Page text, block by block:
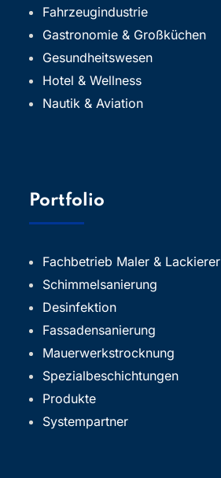
Fahrzeugindustrie
Gastronomie & Großküchen
Gesundheitswesen
Hotel & Wellness
Nautik & Aviation
Portfolio
Fachbetrieb Maler & Lackierer
Schimmelsanierung
Desinfektion
Fassadensanierung
Mauerwerkstrocknung
Spezialbeschichtungen
Produkte
Systempartner